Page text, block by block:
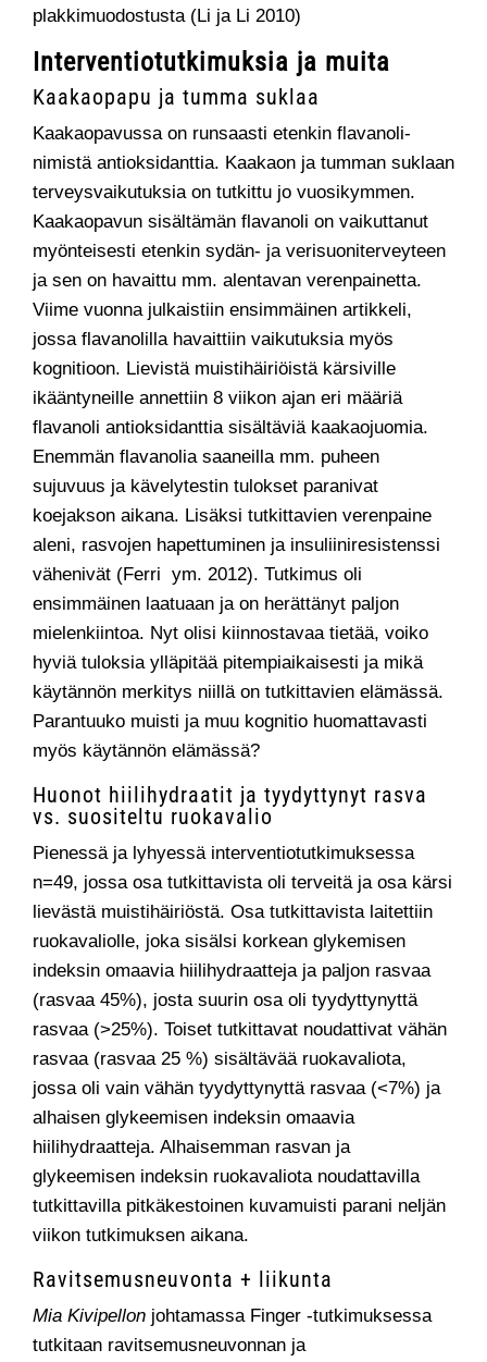
plakkimuodostusta (Li ja Li 2010)
Interventiotutkimuksia ja muita
Kaakaopapu ja tumma suklaa
Kaakaopavussa on runsaasti etenkin flavanoli-
nimistä antioksidanttia. Kaakaon ja tumman suklaan
terveysvaikutuksia on tutkittu jo vuosikymmen.
Kaakaopavun sisältämän flavanoli on vaikuttanut
myönteisesti etenkin sydän- ja verisuoniterveyteen
ja sen on havaittu mm. alentavan verenpainetta.
Viime vuonna julkaistiin ensimmäinen artikkeli,
jossa flavanolilla havaittiin vaikutuksia myös
kognitioon. Lievistä muistihäiriöistä kärsiville
ikääntyneille annettiin 8 viikon ajan eri määriä
flavanoli antioksidanttia sisältäviä kaakaojuomia.
Enemmän flavanolia saaneilla mm. puheen
sujuvuus ja kävelytestin tulokset paranivat
koejakson aikana. Lisäksi tutkittavien verenpaine
aleni, rasvojen hapettuminen ja insuliiniresistenssi
vähenivät (Ferri ym. 2012). Tutkimus oli
ensimmäinen laatuaan ja on herättänyt paljon
mielenkiintoa. Nyt olisi kiinnostavaa tietää, voiko
hyviä tuloksia ylläpitää pitempiaikaisesti ja mikä
käytännön merkitys niillä on tutkittavien elämässä.
Parantuuko muisti ja muu kognitio huomattavasti
myös käytännön elämässä?
Huonot hiilihydraatit ja tyydyttynyt rasva
vs. suositeltu ruokavalio
Pienessä ja lyhyessä interventiotutkimuksessa
n=49, jossa osa tutkittavista oli terveitä ja osa kärsi
lievästä muistihäiriöstä. Osa tutkittavista laitettiin
ruokavaliolle, joka sisälsi korkean glykemisen
indeksin omaavia hiilihydraatteja ja paljon rasvaa
(rasvaa 45%), josta suurin osa oli tyydyttynyttä
rasvaa (>25%). Toiset tutkittavat noudattivat vähän
rasvaa (rasvaa 25 %) sisältävää ruokavaliota,
jossa oli vain vähän tyydyttynyttä rasvaa (<7%) ja
alhaisen glykeemisen indeksin omaavia
hiilihydraatteja. Alhaisemman rasvan ja
glykeemisen indeksin ruokavaliota noudattavilla
tutkittavilla pitkäkestoinen kuvamuisti parani neljän
viikon tutkimuksen aikana.
Ravitsemusneuvonta + liikunta
Mia Kivipellonjohtamassa Finger -tutkimuksessa
tutkitaan ravitsemusneuvonnan ja